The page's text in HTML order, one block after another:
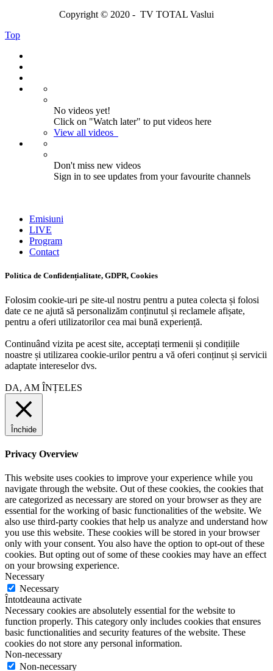
Copyright © 2020 - TV TOTAL Vaslui
Top
No videos yet!
Click on "Watch later" to put videos here
View all videos
Don't miss new videos
Sign in to see updates from your favourite channels
Emisiuni
LIVE
Program
Contact
Politica de Confidențialitate, GDPR, Cookies
Folosim cookie-uri pe site-ul nostru pentru a putea colecta și folosi
date ce ne ajută să personalizăm conținutul și reclamele afișate,
pentru a oferi utilizatorilor cea mai bună experiență.
Continuând vizita pe acest site, acceptați termenii și condițiile
noastre și utilizarea cookie-urilor pentru a vă oferi conținut și servicii
adaptate intereselor dvs.
DA, AM ÎNȚELES
Închide
Privacy Overview
This website uses cookies to improve your experience while you
navigate through the website. Out of these cookies, the cookies that
are categorized as necessary are stored on your browser as they are
essential for the working of basic functionalities of the website. We
also use third-party cookies that help us analyze and understand how
you use this website. These cookies will be stored in your browser
only with your consent. You also have the option to opt-out of these
cookies. But opting out of some of these cookies may have an effect
on your browsing experience.
Necessary
Necessary
Întotdeauna activate
Necessary cookies are absolutely essential for the website to
function properly. This category only includes cookies that ensures
basic functionalities and security features of the website. These
cookies do not store any personal information.
Non-necessary
Non-necessary